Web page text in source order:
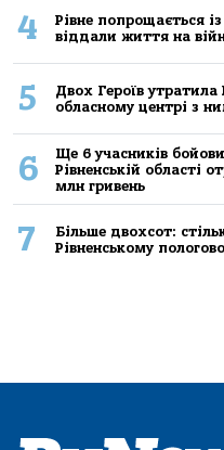
4
Рівне попрощається
віддали життя на
5
Двох Героїв утратила
обласному центрі з
6
Ще 6 учасників
Рівненській області
млн гривень
7
Більше двохсот:
Рівненському